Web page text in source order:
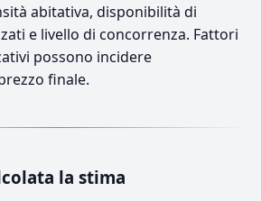
abitativa, disponibilità di
e livello di concorrenza. Fattori
possono incidere
finale.
la stima